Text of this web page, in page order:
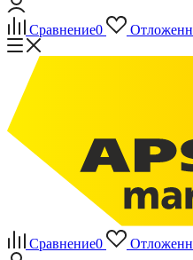
Сравнение0
Сравнение0